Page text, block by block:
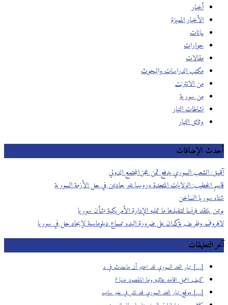
أخبار
الأخبار المميزة
بيانات
حوارات
مقالات
مكتب الدراسات والبحوث
من الانترنت
من سورية
نشاطات التيار
وثائق التيار
أحدث الإضافات
آقبيق: الشعب السوري يدفع ثمن عجز المجتمع الدولي
قاسم الخطيب: الولايات المتحدة وروسيا غير جادتين في حل الأزمة السورية
شتاء سوريا الساخن
بوتين ينتقد فرنسا لتنفيذها ما تمليه الإدارة الأمريكية بشأن سوريا
لافروف وظريف يؤكدان على ضرورة البدء بمساع دبلوماسية لإيجاد حل في سوريا
آخر التعليقات
[…] تيار الغد السوري قد اعتبر أن ماحدث في د
كيف اعمل اقامه عائليه وما المقصود منها ?
[…] موقع تيار الغد السوري قد نشر في خبر ساب